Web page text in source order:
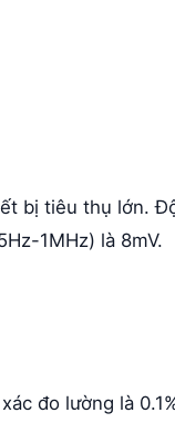
bị tiêu thụ lớn.
1MHz) là 8mV.
đo lường là